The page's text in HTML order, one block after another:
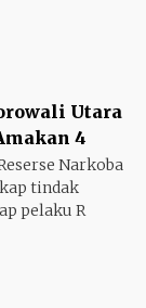
Utara
4
Narkoba
tindak
pelaku R